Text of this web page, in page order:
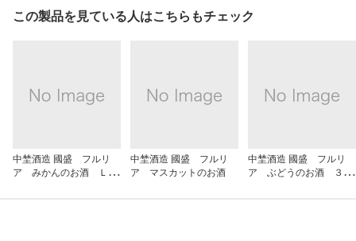
この製品を見ている人はこちらもチェック
中埜酒造 國盛 フルリ
ア みかんのお酒 Ｌｉ
中埜酒造 國盛 フルリ
ア マスカットのお酒
中埜酒造 國盛 フルリ
ア ぶどうのお酒 ３０